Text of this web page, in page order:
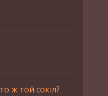
ж той сокіл?